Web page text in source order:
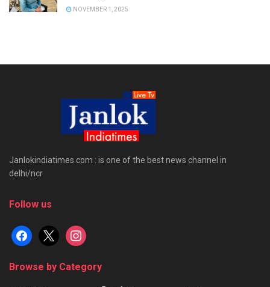
NOVEMBER 1, 2025
Janlokindiatimes.com : is one of the best news channel in
delhi/ncr
Follow us
facebook
x instagram
Browse by Category